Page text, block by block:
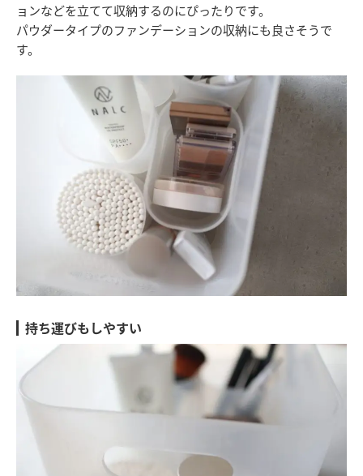
ョンなどを立てて収納するのにぴったりです。
パウダータイプのファンデーションの収納にも良さそうで
す。
持ち運びもしやすい